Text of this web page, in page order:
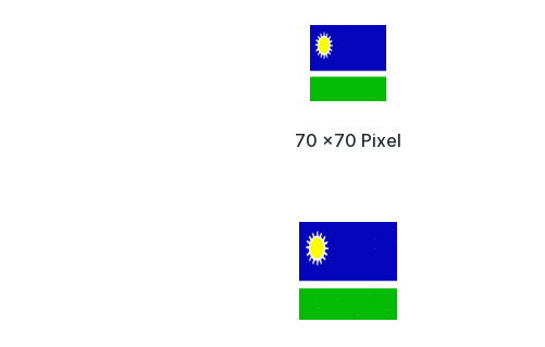
70 x70 Pixel